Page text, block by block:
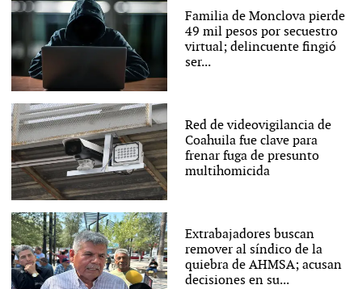
Familia de Monclova pierde
49 mil pesos por secuestro
virtual; delincuente fingió
ser...
Red de videovigilancia de
Coahuila fue clave para
frenar fuga de presunto
multihomicida
Extrabajadores buscan
remover al síndico de la
quiebra de AHMSA; acusan
decisiones en su...